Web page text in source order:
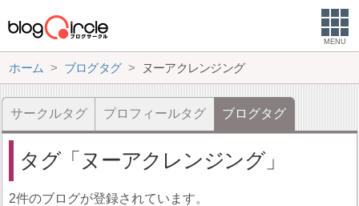
MENU
ホーム ブログタグ ヌーアクレンジング
サークルタグ プロフィールタグ ブログタグ
タグ ヌーアクレンジング
2件のブログが登録されています。